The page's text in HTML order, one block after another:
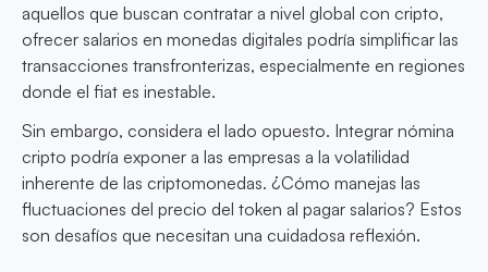
aquellos que buscan contratar a nivel global con cripto,
ofrecer salarios en monedas digitales podría simplificar las
transacciones transfronterizas, especialmente en regiones
donde el fiat es inestable.
Sin embargo, considera el lado opuesto. Integrar nómina
cripto podría exponer a las empresas a la volatilidad
inherente de las criptomonedas. ¿Cómo manejas las
fluctuaciones del precio del token al pagar salarios? Estos
son desafíos que necesitan una cuidadosa reflexión.